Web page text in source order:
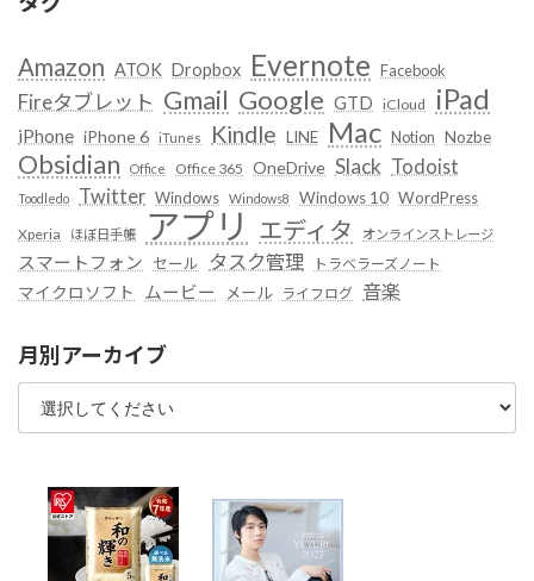
Amazon ATOK Dropbox Evernote Facebook
Fireタブレット Gmail Google GTD iCloud iPad
iPhone iPhone 6 iTunes Kindle LINE Mac Notion Nozbe
Obsidian Office Office 365 OneDrive Slack Todoist
Toodledo Twitter Windows Windows8 Windows 10 WordPress
Xperia ほぼ日手帳 アプリ エディタ オンラインストレージ
スマートフォン セール タスク管理 トラベラーズノート
マイクロソフト ムービー メール ライフログ 音楽
月別アーカイブ